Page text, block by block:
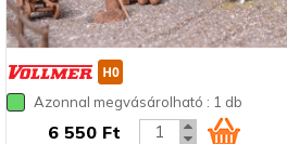
Azonnal megvásárolható : 1 db
6 550 Ft